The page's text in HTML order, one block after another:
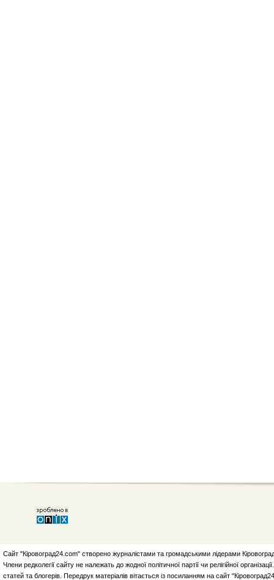
Сайт "Кіровоград24.com" створено журналістами та громадськими лідерами
Члени редколегії сайту не належать до жодної політичної партії чи релігійної
статей та блогерів. Передрук матеріалів вітається із посиланням на сайт